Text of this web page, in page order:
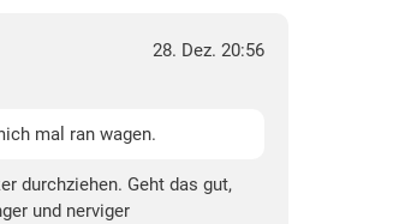
28. Dez. 20:56
mal ran wagen.
durchziehen. Geht das gut,
und nerviger